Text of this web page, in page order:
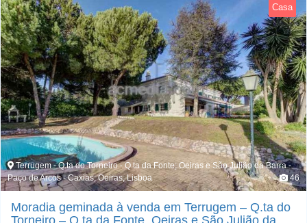
Casa
Terrugem - Q.ta do Torneiro - Q.ta da Fonte; Oeiras e São Julião da Barra -
Paço de Arcos - Caxias; Oeiras, Lisboa
46
Moradia geminada à venda em Terrugem – Q.ta do